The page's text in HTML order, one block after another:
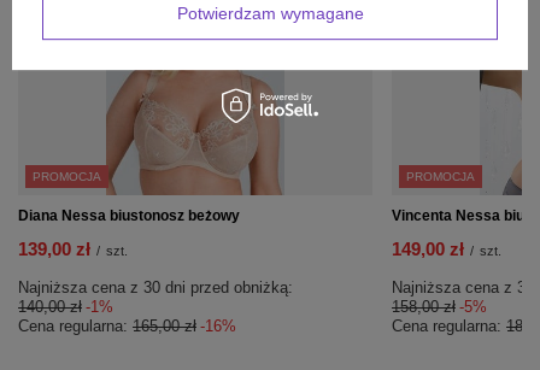
PROMOCJA
Diana Nessa biustonosz beżowy
139,00 zł / szt.
Najniższa cena z 30 dni przed obniżką:
140,00 zł -1%
Cena regularna: 165,00 zł -16%
PROMOCJA
Vincenta Nessa
149,00 zł / szt.
Najniższa cena z
158,00 zł -5%
Cena regularna:
Potwierdzam wymagane